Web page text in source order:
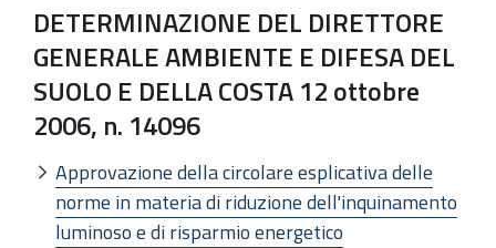
DETERMINAZIONE DEL DIRETTORE
GENERALE AMBIENTE E DIFESA DEL
SUOLO E DELLA COSTA 12 ottobre
2006, n. 14096
Approvazione della circolare esplicativa delle
norme in materia di riduzione dell'inquinamento
luminoso e di risparmio energetico